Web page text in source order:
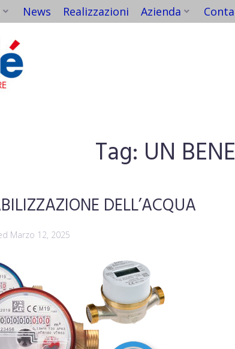
News Realizzazioni Azienda
Tag: UN
DELL’ACQUA
Marzo 12, 2025